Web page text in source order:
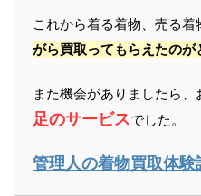
これから着る着物、売る着
がら買取ってもらえたのが
また機会がありましたら、
足のサービスでした。
管理人の着物買取体験